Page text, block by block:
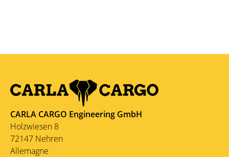
CARLA CARGO Engineering GmbH
Holzwiesen 8
72147 Nehren
Allemagne